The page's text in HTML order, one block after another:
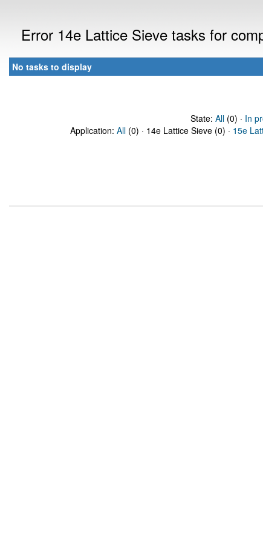
Error 14e Lattice Sieve tasks for
No tasks to display
State: All(0) · In
Application: All (0) · 14e Lattice Sieve (0) · 15e